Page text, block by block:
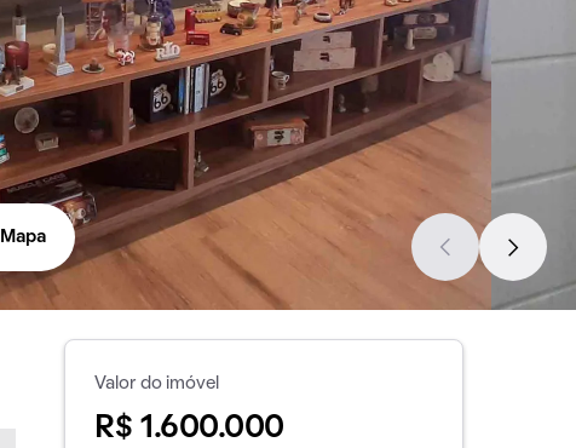
Mapa
Valor do imóvel
R$ 1.600.000